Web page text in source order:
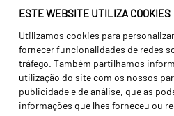
ESTE WEBSITE UTILIZA COOKIES
Utilizamos cookies para
fornecer funcionalidades de redes
tráfego. Também partilhamos
utilização do site com os nossos
publicidade e de análise, que as
informações que lhes forneceu ou
Política de Privacidade
Canal de Denúncias (RGPC)
Termos e condições